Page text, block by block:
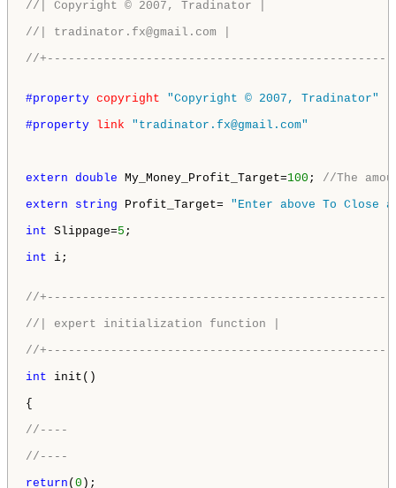
//| Copyright © 2007, Tradinator |
//| tradinator.fx@gmail.com |
//
#property copyright
"Copyright © 2007, Tradinator"
#property link "tradinator.fx@gmail.com"
extern double My_Money_Profit_Target=100 ; //The
extern
string Profit_Target= "Enter above To Close
int Slippage=5 ;
int i;
//
//| expert initialization function |
//
int init()
{
//----
//----
return (0 );